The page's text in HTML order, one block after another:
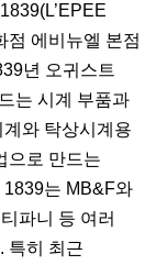
점 에비뉴엘 본점
년 오귀스트
는 시계 부품과
와 탁상시계용
으로 만드는
는 MB&F와
파니 등 여러
특히 최근